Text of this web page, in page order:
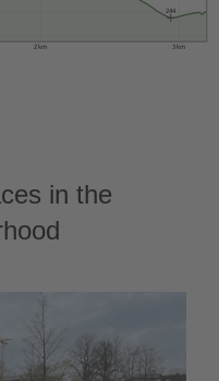
2 km 3 km
244
in the